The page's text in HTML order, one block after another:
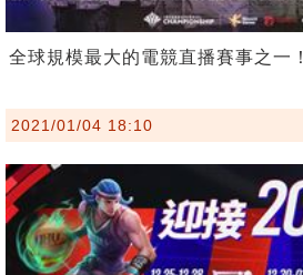
全球規模最大的電競直播賽事之一！
2021/01/04 18:10